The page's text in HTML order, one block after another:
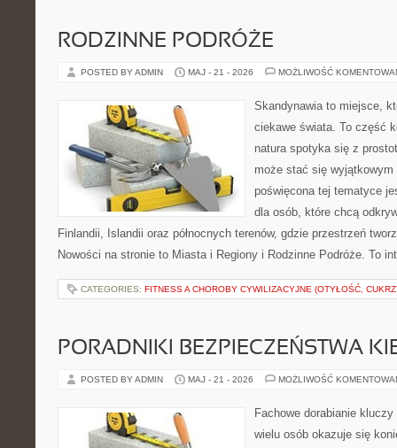
RODZINNE PODRÓŻE
POSTED BY ADMIN MAJ - 21 - 2026 MOŻLIWOŚĆ
Skandynawia to miejsce,
ciekawe świata. To część
natura spotyka się z
może stać się
poświęcona tej tematyce
dla osób, które chcą
Finlandii, Islandii oraz północnych terenów, gdzie przestrzeń
Nowości na stronie to Miasta i Regiony i Rodzinne Podróże. To
CATEGORIES: FITNESS A CHOROBY CYWILIZACYJNE (OTYŁOŚĆ,
PORADNIKI BEZPIECZEŃSTWA
POSTED BY ADMIN MAJ - 21 - 2026 MOŻLIWOŚĆ
Fachowe dorabianie
wielu osób okazuje się